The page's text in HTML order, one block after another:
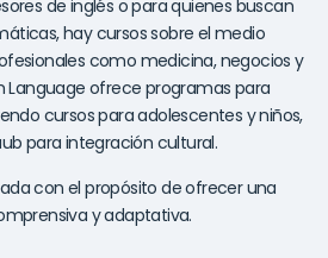
de inglés o para quienes buscan
hay cursos sobre el medio
como medicina, negocios y
Language ofrece programas para
cursos para adolescentes y niños,
para integración cultural.
con el propósito de ofrecer una
y adaptativa.